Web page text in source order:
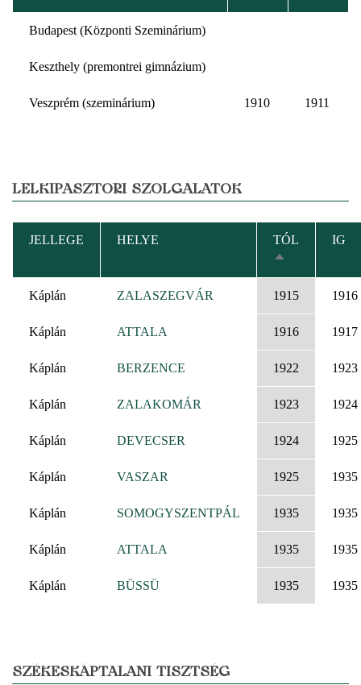
Budapest (Központi Szeminárium)
Keszthely (premontrei gimnázium)
Veszprém (szeminárium) 1910 1911
LELKIPÁSZTORI SZOLGÁLATOK
JELLEGE HELYE
TÓL
CSÖKKENŐ
RENDEZÉS
IG
Káplán ZALASZEGVÁR 1915 1916
Káplán ATTALA 1916 1917
Káplán BERZENCE 1922 1923
Káplán ZALAKOMÁR 1923 1924
Káplán DEVECSER 1924 1925
Káplán VASZAR 1925 1935
Káplán SOMOGYSZENTPÁL 1935 1935
Káplán ATTALA 1935 1935
Káplán BÜSSÜ 1935 1935
SZÉKESKÁPTALANI TISZTSÉG